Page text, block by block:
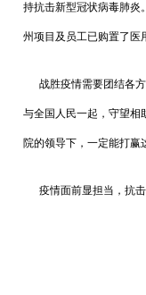
持抗击新型冠状病毒肺炎
州项目及员工已购置了医
战胜疫情需要团结各方
与全国人民一起，守望相
院的领导下，一定能打赢
疫情面前显担当，抗击